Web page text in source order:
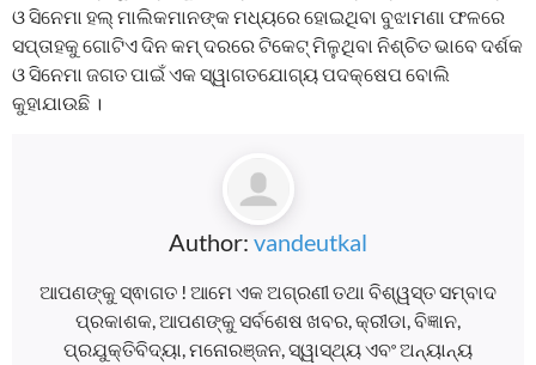
ଓ ସିନେମା ହଲ୍ ମାଲିକମାନଙ୍କ ମଧ୍ୟରେ ହୋଇଥିବା ବୁଝାମଣା ଫଳରେ
ସପ୍ତାହକୁ ଗୋଟିଏ ଦିନ କମ୍ ଦରରେ ଟିକେଟ୍ ମିଳୁଥିବା ନିଶ୍ଚିତ ଭାବେ ଦର୍ଶକ
ଓ ସିନେମା ଜଗତ ପାଇଁ ଏକ ସ୍ୱାଗତଯୋଗ୍ୟ ପଦକ୍ଷେପ ବୋଲି
କୁହାଯାଉଛି ।
Author: vandeutkal
ଆପଣଙ୍କୁ ସ୍ଵାଗତ ! ଆମେ ଏକ ଅଗ୍ରଣୀ ତଥା ବିଶ୍ୱସ୍ତ ସମ୍ବାଦ
ପ୍ରକାଶକ, ଆପଣଙ୍କୁ ସର୍ବଶେଷ ଖବର, କ୍ରୀଡା, ବିଜ୍ଞାନ,
ପ୍ରଯୁକ୍ତିବିଦ୍ୟା, ମନୋରଞ୍ଜନ, ସ୍ୱାସ୍ଥ୍ୟ ଏବଂ ଅନ୍ୟାନ୍ୟ